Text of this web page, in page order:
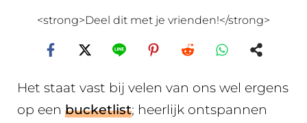
<strong>Deel dit met je vrienden!</strong>
Het staat vast bij velen van ons wel ergens
op een bucketlist; heerlijk ontspannen